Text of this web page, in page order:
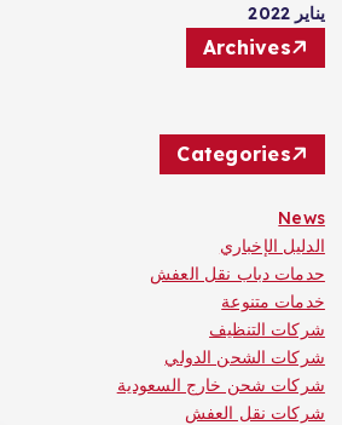
يناير 2022
Archives
Categories
News
الدليل الإخباري
حدمات دباب نقل العفش
خدمات متنوعة
شركات التنظيف
شركات الشحن الدولي
شركات شحن خارج السعودية
شركات نقل العفش